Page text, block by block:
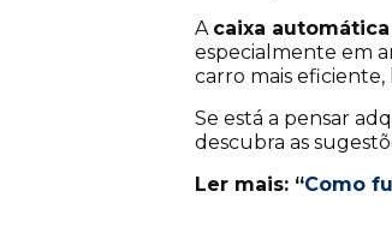
A caixa
especialmente em
carro mais
Se está a pensar
descubra as
Ler mais: “Como